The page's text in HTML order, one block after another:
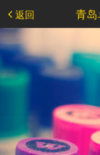
返回 青